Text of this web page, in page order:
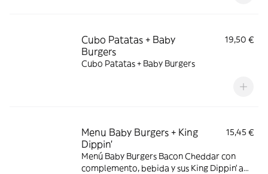
Cubo Patatas + Baby
Burgers
19,50 €
Cubo Patatas + Baby Burgers
Menu Baby Burgers + King
Dippin’
15,45 €
Menú Baby Burgers Bacon Cheddar con
complemento, bebida y sus King Dippin’ a